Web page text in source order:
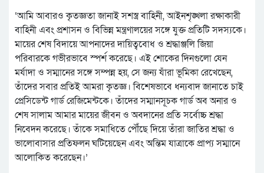
‘আমি আবারও কৃতজ্ঞতা জানাই সশস্ত্র বাহিনী, আইনশৃঙ্খলা রক্ষাকারী
বাহিনী এবং প্রশাসন ও বিভিন্ন মন্ত্রণালয়ের সঙ্গে যুক্ত প্রতিটি সদস্যকে।
মায়ের শেষ বিদায়ে আপনাদের দায়িত্ববোধ ও শ্রদ্ধাঞ্জলি জিয়া
পরিবারকে গভীরভাবে স্পর্শ করেছে। এই শোকের দিনগুলো যেন
মর্যাদা ও সম্মানের সঙ্গে সম্পন্ন হয়, সে জন্য যাঁরা ভূমিকা রেখেছেন,
তাঁদের সবার প্রতিই আমরা কৃতজ্ঞ। বিশেষভাবে ধন্যবাদ জানাতে চাই
প্রেসিডেন্ট গার্ড রেজিমেন্টকে। তাঁদের সম্মানসূচক গার্ড অব অনার ও
শেষ সালাম আমার মায়ের জীবন ও অবদানের প্রতি সর্বোচ্চ শ্রদ্ধা
নিবেদন করেছে। তাঁকে সমাধিতে পৌঁছে দিয়ে তাঁরা জাতির শ্রদ্ধা ও
ভালোবাসার প্রতিফলন ঘটিয়েছেন এবং অন্তিম যাত্রাকে প্রাপ্য সম্মানে
আলোকিত করেছেন।’